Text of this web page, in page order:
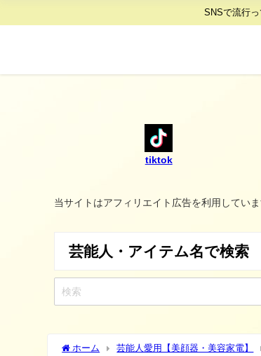
SNSで流行
tiktok
当サイトはアフィリエイト広告を利用してい
芸能人・アイテム名で検索
ホーム 芸能人愛用【美顔器・美容家電】